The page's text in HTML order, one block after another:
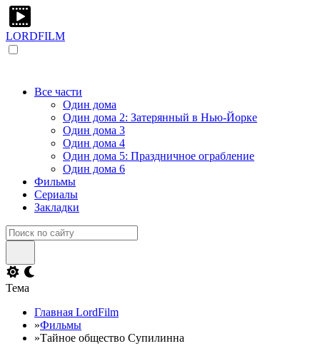
LORDFILM
Все части
Один дома
Один дома 2: Затерянный в Нью-Йорке
Один дома 3
Один дома 4
Один дома 5: Праздничное ограбление
Один дома 6
Фильмы
Сериалы
Закладки
Тема
Главная LordFilm
»Фильмы
»Тайное общество Супилинна